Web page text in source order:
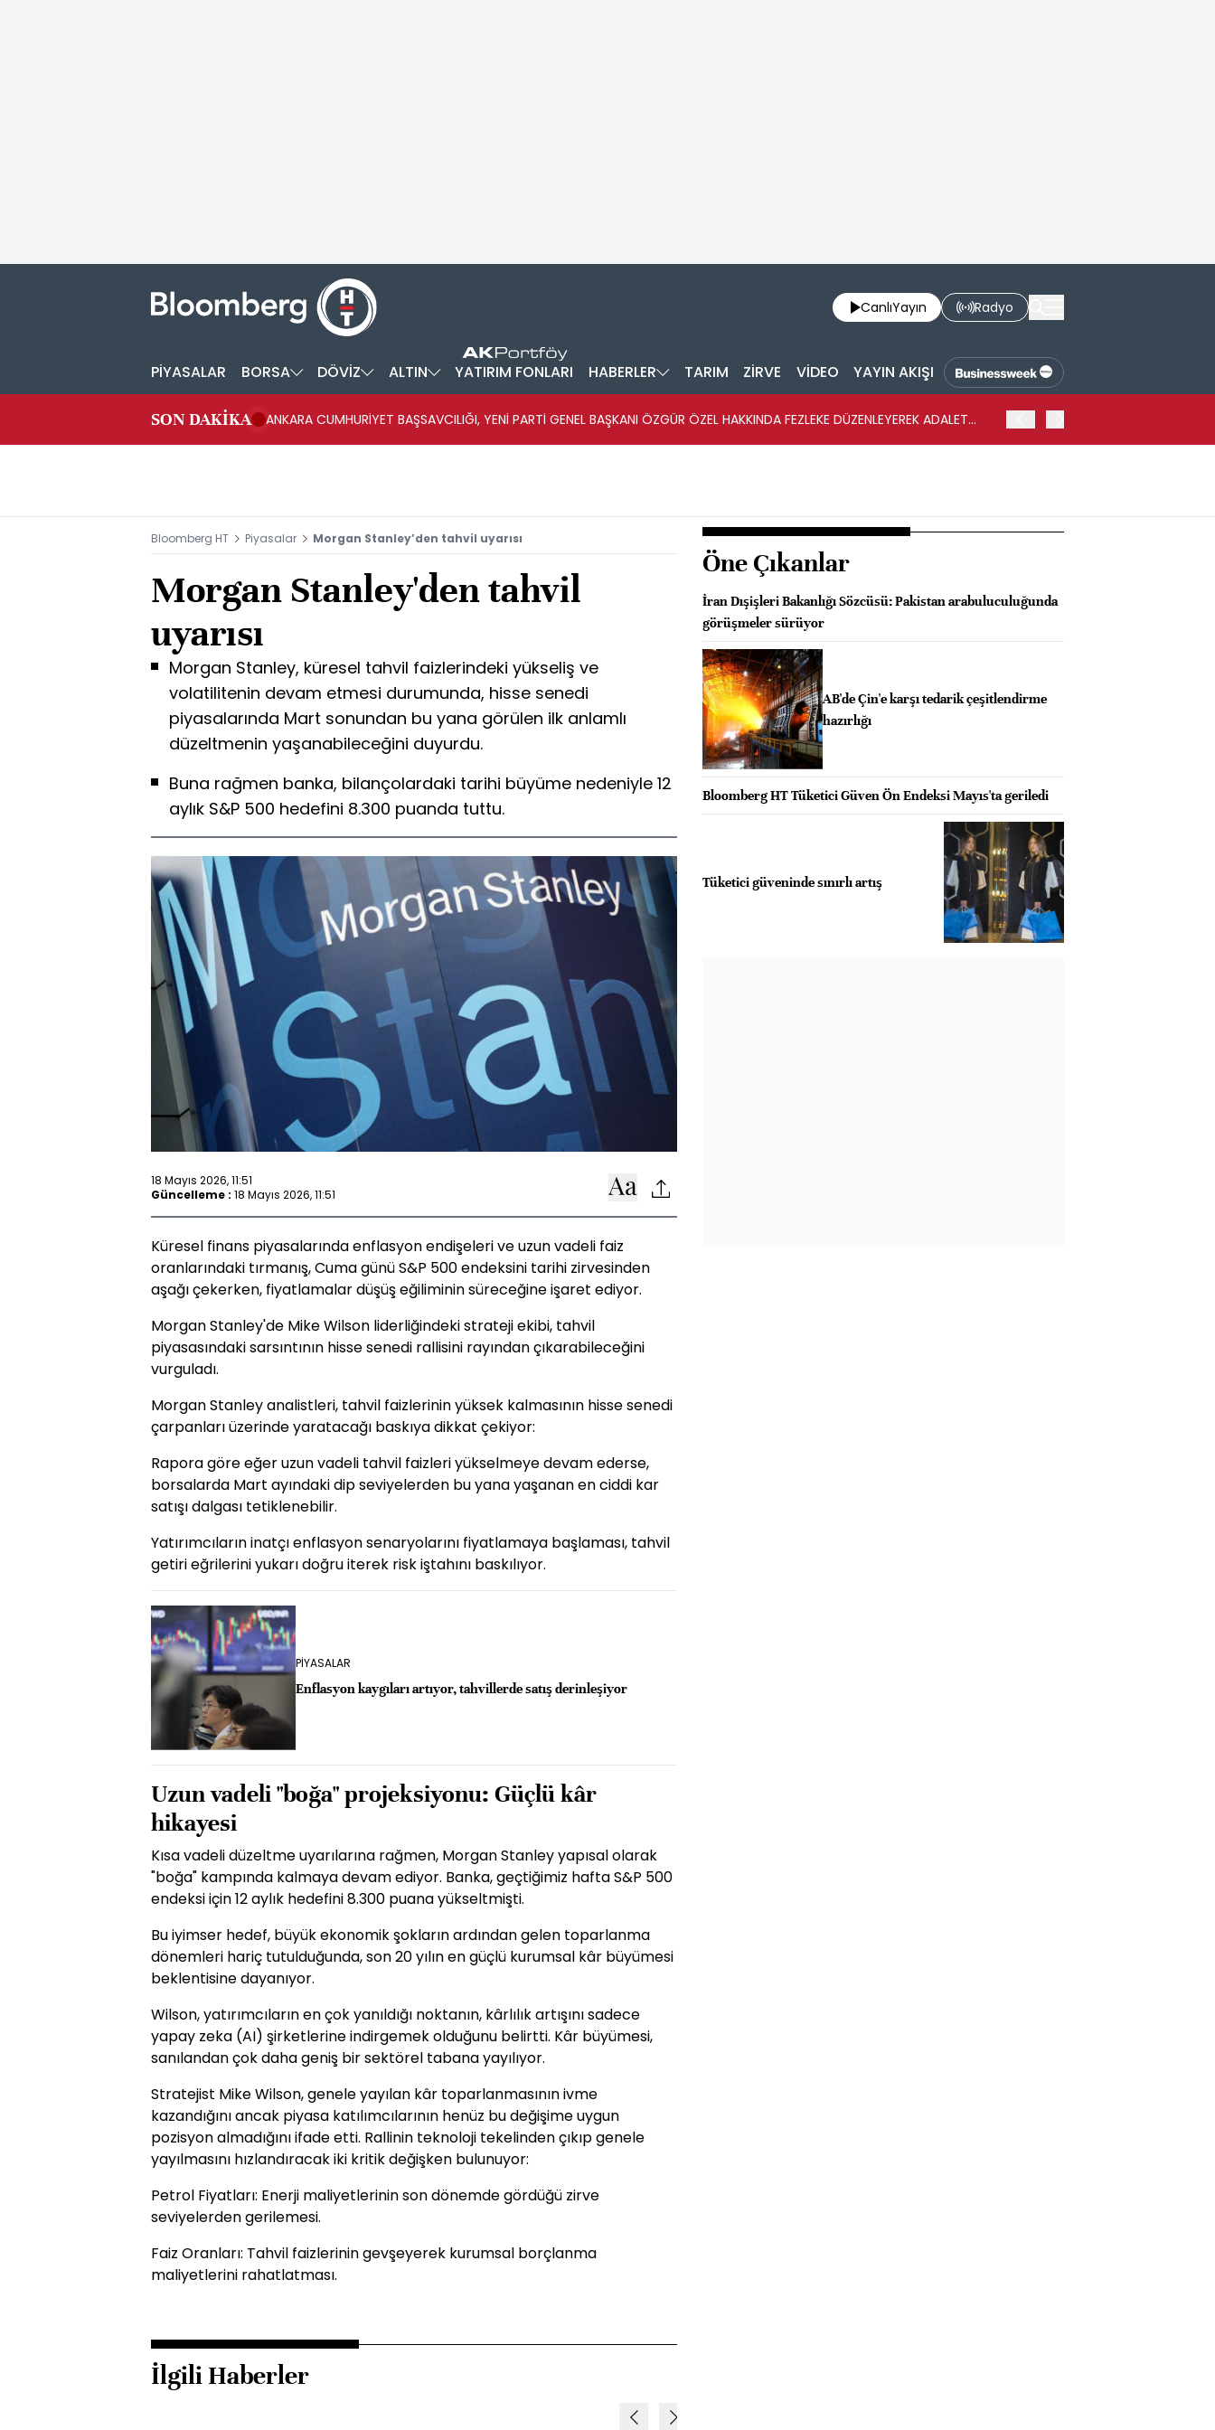
CanlıYayın Radyo
PİYASALAR BORSA DÖVİZ ALTIN YATIRIM FONLARI HABERLER TARIM ZİRVE VİDEO YAYIN AKIŞI
SON DAKİKA
ANKARA CUMHURİYET BAŞSAVCILIĞI, YENİ PARTİ GENEL BAŞKANI ÖZGÜR ÖZEL HAKKINDA FEZLEKE DÜZENLEYEREK ADALET
Bloomberg HT Piyasalar Morgan Stanley’den tahvil uyarısı
Morgan Stanley'den tahvil
uyarısı
Morgan Stanley, küresel tahvil faizlerindeki yükseliş ve
volatilitenin devam etmesi durumunda, hisse senedi
piyasalarında Mart sonundan bu yana görülen ilk anlamlı
düzeltmenin yaşanabileceğini duyurdu.
Buna rağmen banka, bilançolardaki tarihi büyüme nedeniyle 12
aylık S&P 500 hedefini 8.300 puanda tuttu.
18 Mayıs 2026, 11:51
Güncelleme : 18 Mayıs 2026, 11:51
Küresel finans piyasalarında enflasyon endişeleri ve uzun vadeli faiz
oranlarındaki tırmanış, Cuma günü S&P 500 endeksini tarihi zirvesinden
aşağı çekerken, fiyatlamalar düşüş eğiliminin süreceğine işaret ediyor.
Morgan Stanley'de Mike Wilson liderliğindeki strateji ekibi, tahvil
piyasasındaki sarsıntının hisse senedi rallisini rayından çıkarabileceğini
vurguladı.
Morgan Stanley analistleri, tahvil faizlerinin yüksek kalmasının hisse senedi
çarpanları üzerinde yaratacağı baskıya dikkat çekiyor:
Rapora göre eğer uzun vadeli tahvil faizleri yükselmeye devam ederse,
borsalarda Mart ayındaki dip seviyelerden bu yana yaşanan en ciddi kar
satışı dalgası tetiklenebilir.
Yatırımcıların inatçı enflasyon senaryolarını fiyatlamaya başlaması, tahvil
getiri eğrilerini yukarı doğru iterek risk iştahını baskılıyor.
PİYASALAR
Enflasyon kaygıları artıyor, tahvillerde satış derinleşiyor
Uzun vadeli "boğa" projeksiyonu: Güçlü kâr
hikayesi
Kısa vadeli düzeltme uyarılarına rağmen, Morgan Stanley yapısal olarak
"boğa" kampında kalmaya devam ediyor. Banka, geçtiğimiz hafta S&P 500
endeksi için 12 aylık hedefini 8.300 puana yükseltmişti.
Bu iyimser hedef, büyük ekonomik şokların ardından gelen toparlanma
dönemleri hariç tutulduğunda, son 20 yılın en güçlü kurumsal kâr büyümesi
beklentisine dayanıyor.
Wilson, yatırımcıların en çok yanıldığı noktanın, kârlılık artışını sadece
yapay zeka (AI) şirketlerine indirgemek olduğunu belirtti. Kâr büyümesi,
sanılandan çok daha geniş bir sektörel tabana yayılıyor.
Stratejist Mike Wilson, genele yayılan kâr toparlanmasının ivme
kazandığını ancak piyasa katılımcılarının henüz bu değişime uygun
pozisyon almadığını ifade etti. Rallinin teknoloji tekelinden çıkıp genele
yayılmasını hızlandıracak iki kritik değişken bulunuyor:
Petrol Fiyatları: Enerji maliyetlerinin son dönemde gördüğü zirve
seviyelerden gerilemesi.
Faiz Oranları: Tahvil faizlerinin gevşeyerek kurumsal borçlanma
maliyetlerini rahatlatması.
İlgili Haberler
Öne Çıkanlar
İran Dışişleri Bakanlığı Sözcüsü: Pakistan arabuluculuğunda
görüşmeler sürüyor
AB'de Çin'e karşı tedarik çeşitlendirme
hazırlığı
Bloomberg HT Tüketici Güven Ön Endeksi Mayıs'ta geriledi
Tüketici güveninde sınırlı artış